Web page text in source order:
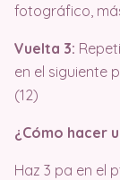
fotográfico,
Vuelta 3:
en el siguiente
(12)
¿Cómo hacer
Haz 3 pa en el